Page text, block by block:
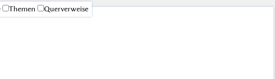
Themen Querverweise